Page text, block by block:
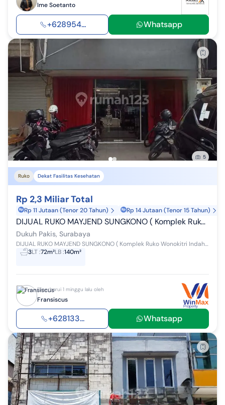
Ime Soetanto
+628954... Whatsapp
5
Ruko Dekat Fasilitas Kesehatan
Rp 2,3 Miliar Total
Rp 11 Jutaan (Tenor 20 Tahun) Rp 14 Jutaan (Tenor 15 Tahun)
DIJUAL RUKO MAYJEND SUNGKONO ( Komplek Ruko Wonokitri Indah ) Surabaya
Dukuh Pakis, Surabaya
DIJUAL RUKO MAYJEND SUNGKONO ( Komplek Ruko Wonokitri Indah ) Bangunan 2 lantai Lokasi Strategis cocok untuk Perkantoran, Gudang, Toko, Apotek, De...
3LT:72m²LB:140m²
Diperbarui 1 minggu lalu oleh
Fransiscus
+628133... Whatsapp